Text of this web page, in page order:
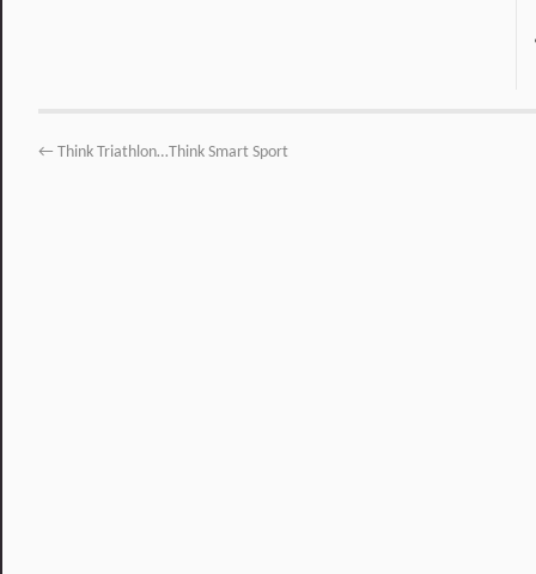
← Think Triathlon…Think Smart Sport